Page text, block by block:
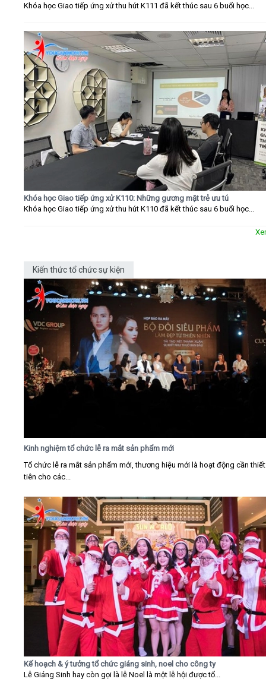
Khóa học Giao tiếp ứng xử thu hút K111 đã kết thúc sau 6 buổi học...
Khóa học Giao tiếp ứng xử K110: Những gương mặt trẻ ưu tú
Khóa học Giao tiếp ứng xử thu hút K110 đã kết thúc sau 6 buổi học...
Kiến thức tổ chức sự kiện
Kinh nghiệm tổ chức lễ ra mắt sản phẩm mới
Tổ chức lễ ra mắt sản phẩm mới, thương hiệu mới là hoạt động cần
tiên cho các...
Kế hoạch & ý tưởng tổ chức giáng sinh, noel cho công ty
Lễ Giáng Sinh hay còn gọi là lễ Noel là một lễ hội được tổ...